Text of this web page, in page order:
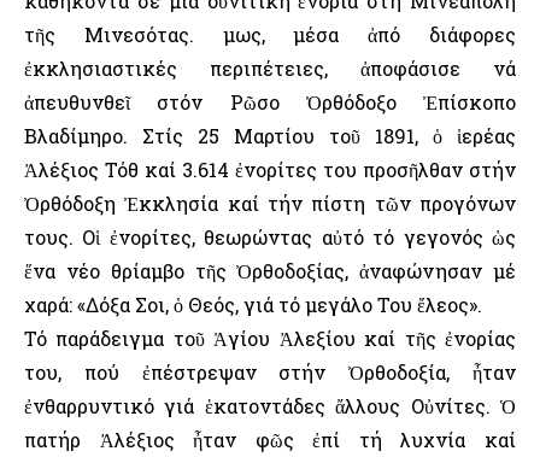
τῆς Μινεσότας. Ὅμως, μέσα ἀπό διάφορες
ἐκκλησιαστικές περιπέτειες, ἀποφάσισε νά
ἀπευθυνθεῖ στόν Ρῶσο Ὀρθόδοξο Ἐπίσκοπο
Βλαδίμηρο. Στίς 25 Μαρτίου τοῦ 1891, ὁ ἱερέας
Ἀλέξιος Τόθ καί 3.614 ἐνορίτες του προσῆλθαν στήν
Ὀρθόδοξη Ἐκκλησία καί τήν πίστη τῶν προγόνων
τους. Οἱ ἐνορίτες, θεωρώντας αὐτό τό γεγονός ὡς
ἕνα νέο θρίαμβο τῆς Ὀρθοδοξίας, ἀναφώνησαν μέ
χαρά: «Δόξα Σοι, ὁ Θεός, γιά τό μεγάλο Του ἔλεος».
Τό παράδειγμα τοῦ Ἁγίου Ἀλεξίου καί τῆς ἐνορίας
του, πού ἐπέστρεψαν στήν Ὀρθοδοξία, ἦταν
ἐνθαρρυντικό γιά ἑκατοντάδες ἄλλους Οὐνίτες. Ὁ
πατήρ Ἀλέξιος ἦταν φῶς ἐπί τή λυχνία καί